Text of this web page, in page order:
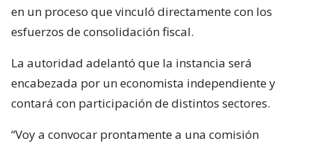
en un proceso que vinculó directamente con los
esfuerzos de consolidación fiscal.
La autoridad adelantó que la instancia será
encabezada por un economista independiente y
contará con participación de distintos sectores.
“Voy a convocar prontamente a una comisión